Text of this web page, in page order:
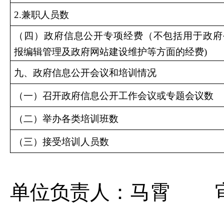
2.兼职人员数
（四）政府信息公开专项经费（不包括用于政
报编辑管理及政府网站建设维护等方面的经费)
九、政府信息公开会议和培训情况
（一）召开政府信息公开工作会议或专题会议数
（二）举办各类培训班数
（三）接受培训人员数
单位负责人：马霄